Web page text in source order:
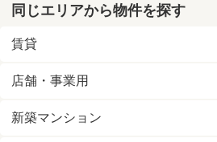
同じエリアから物件を探す
賃貸
店舗・事業用
新築マンション